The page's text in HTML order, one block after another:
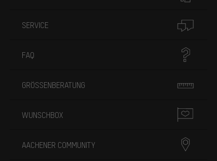
SERVICE
FAQ
GRÖSSENBERATUNG
WUNSCHBOX
AACHENER COMMUNITY